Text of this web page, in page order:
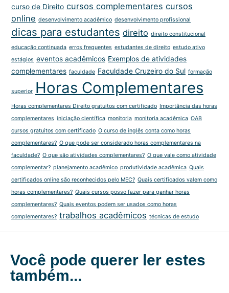
curso de Direito cursos complementares cursos
online desenvolvimento acadêmico desenvolvimento profissional
dicas para estudantes direito direito constitucional
educação continuada erros frequentes estudantes de direito estudo ativo
estágios eventos acadêmicos Exemplos de atividades
complementares faculdade Faculdade Cruzeiro do Sul formação
superior Horas Complementares
Horas complementares Direito gratuitos com certificado Importância das horas
complementares iniciação científica monitoria monitoria acadêmica OAB
cursos gratuitos com certificado O curso de inglês conta como horas
complementares? O que pode ser considerado horas complementares na
faculdade? O que são atividades complementares? O que vale como atividade
complementar? planejamento acadêmico produtividade acadêmica Quais
certificados online são reconhecidos pelo MEC? Quais certificados valem como
horas complementares? Quais cursos posso fazer para ganhar horas
complementares? Quais eventos podem ser usados como horas
complementares? trabalhos acadêmicos técnicas de estudo
Você pode querer ler estes
também...